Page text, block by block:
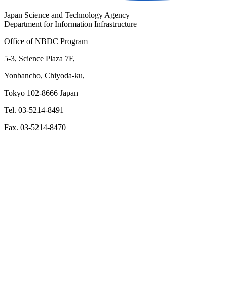
Japan Science and Technology Agency
Department for Information Infrastructure
Office of NBDC Program
5-3, Science Plaza 7F,
Yonbancho, Chiyoda-ku,
Tokyo 102-8666 Japan
Tel. 03-5214-8491
Fax. 03-5214-8470